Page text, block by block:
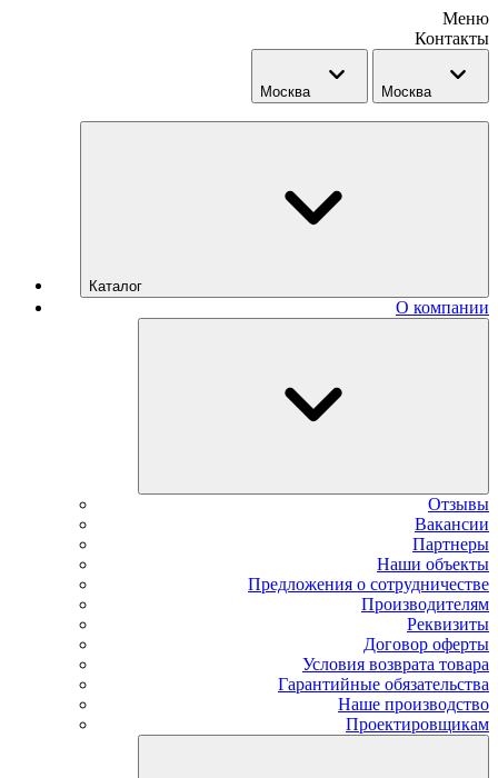
Меню
Контакты
Москва Москва
Каталог
О компании
Отзывы
Вакансии
Партнеры
Наши объекты
Предложения о сотрудничестве
Производителям
Реквизиты
Договор оферты
Условия возврата товара
Гарантийные обязательства
Наше производство
Проектировщикам